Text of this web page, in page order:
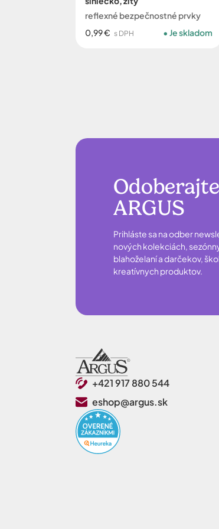
reflexné bezpečnostné prvky
0,99 € s DPH Je skladom
ARGUS
Prihláste sa na odber
nových kolekciách,
blahoželaní a darčekov,
kreatívnych produktov.
+421 917 880 544
eshop@argus.sk